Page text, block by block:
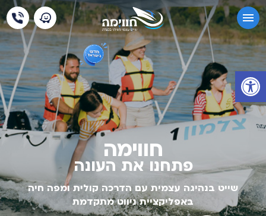
פתח סרגל נגישות
חווימה
פתחנו את העונה
שייט בנהיגה עצמית עם הדרכה קולית ומפה חיה
באפליקציית ניווט מתקדמת